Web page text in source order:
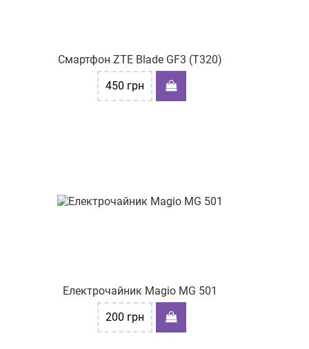
Смартфон ZTE Blade GF3 (T320)
450 грн
Електрочайник Magio MG 501
200 грн